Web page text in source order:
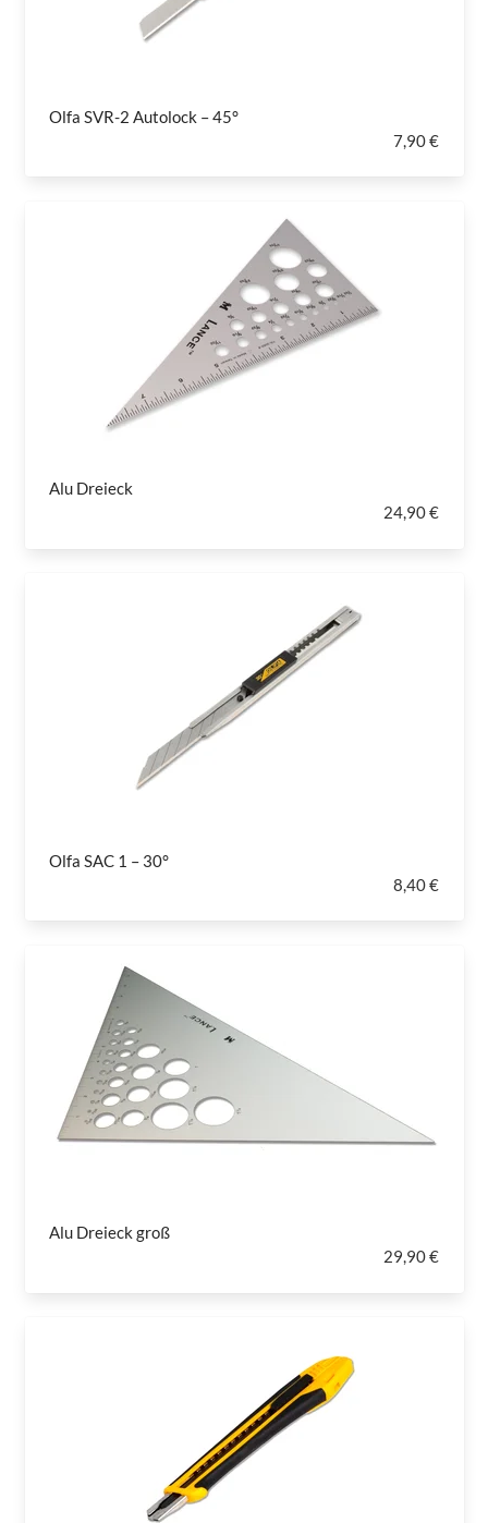
Olfa SVR-2 Autolock – 45°
7,90 €
Alu Dreieck
24,90 €
Olfa SAC 1 – 30°
8,40 €
Alu Dreieck groß
29,90 €